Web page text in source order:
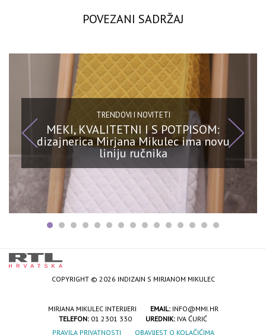
POVEZANI SADRŽAJ
TRENDOVI I NOVITETI
MEKI, KVALITETNI I S POTPISOM:
dizajnerica Mirjana Mikulec ima novu
liniju ručnika
COPYRIGHT © 2026 INDIZAJN S MIRJANOM MIKULEC
MIRJANA MIKULEC INTERIJERI EMAIL: INFO@MMI.HR
TELEFON: 01 2301 330 UREDNIK: IVA ĆURIĆ
PRAVILA PRIVATNOSTI
OBAVIJEST O KOLAČIĆIMA